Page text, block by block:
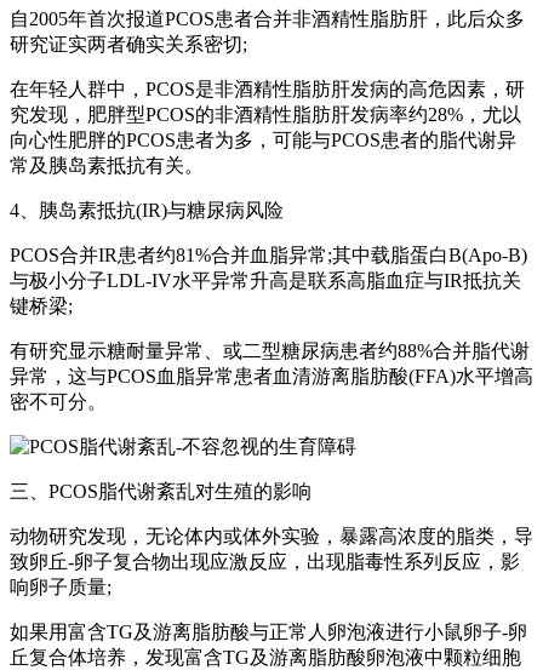
自2005年首次报道PCOS患者合并非酒精性脂肪肝，此后众多
研究证实两者确实关系密切;
在年轻人群中，PCOS是非酒精性脂肪肝发病的高危因素，研
究发现，肥胖型PCOS的非酒精性脂肪肝发病率约28%，尤以
向心性肥胖的PCOS患者为多，可能与PCOS患者的脂代谢异
常及胰岛素抵抗有关。
4、胰岛素抵抗(IR)与糖尿病风险
PCOS合并IR患者约81%合并血脂异常;其中载脂蛋白B(Apo-B)
与极小分子LDL-IV水平异常升高是联系高脂血症与IR抵抗关
键桥梁;
有研究显示糖耐量异常、或二型糖尿病患者约88%合并脂代谢
异常，这与PCOS血脂异常患者血清游离脂肪酸(FFA)水平增高
密不可分。
三、PCOS脂代谢紊乱对生殖的影响
动物研究发现，无论体内或体外实验，暴露高浓度的脂类，导
致卵丘-卵子复合物出现应激反应，出现脂毒性系列反应，影
响卵子质量;
如果用富含TG及游离脂肪酸与正常人卵泡液进行小鼠卵子-卵
丘复合体培养，发现富含TG及游离脂肪酸卵泡液中颗粒细胞